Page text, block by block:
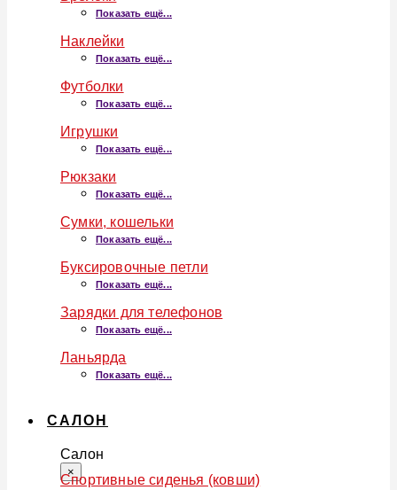
Показать ещё...
Наклейки
Показать ещё...
Футболки
Показать ещё...
Игрушки
Показать ещё...
Рюкзаки
Показать ещё...
Сумки, кошельки
Показать ещё...
Буксировочные петли
Показать ещё...
Зарядки для телефонов
Показать ещё...
Ланьярда
Показать ещё...
САЛОН
Салон
×
Спортивные сиденья (ковши)